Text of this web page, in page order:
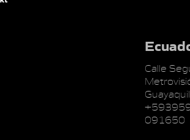
Calle
Guayaquil.
091650